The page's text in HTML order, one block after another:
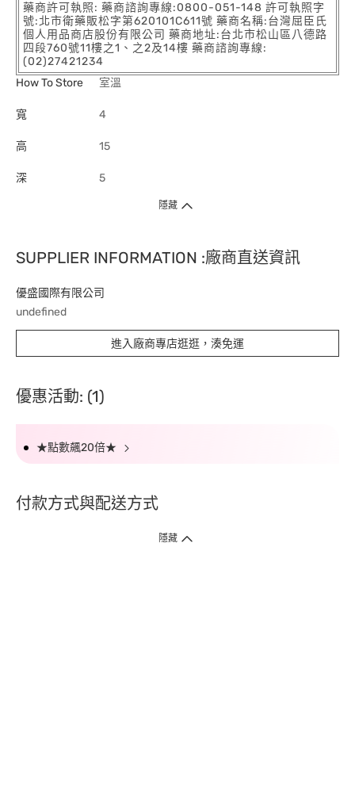
藥商許可執照: 藥商諮詢專線:0800-051-148 許可執照字
號:北市衛藥販松字第620101C611號 藥商名稱:台灣屈臣氏
個人用品商店股份有限公司 藥商地址:台北市松山區八德路
四段760號11樓之1、之2及14樓 藥商諮詢專線:
(02)27421234
How To Store
室溫
寬 4
高 15
深 5
隱藏
SUPPLIER INFORMATION :廠商直送資訊
優盛國際有限公司
undefined
進入廠商專店逛逛，湊免運
優惠活動: (1)
★點數飆20倍★
付款方式與配送方式
隱藏